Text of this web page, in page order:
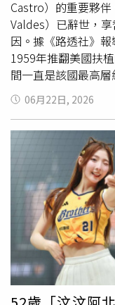
人要讓全世界知道
麗文最後強調，每位
是和平的使者；只要
就能讓更多人喜歡國
贏，2028年完成政
OSN及安心亞等卡
陪伴民眾度過充滿海
邀請全台旅客走進澎
成的獨特魅力。
Castro）的重要夥
Valdes）已辭世，
因。據《路透社》
1959年推翻美國扶
間一直是該國最高
雄」與「革命司令
產黨權力核心「政
2019年。迪亞斯卡
的逝世「令人深感
寫道：「直到勝利
1932年4月28日。
楚一同參與攻擊蒙
動，這場襲擊揭開
（Fulgencio
楚一同流亡墨西哥
（Granma）遊艇返
而最終僅有12人生
斯楚、其後來擔任古
06月22日, 2026